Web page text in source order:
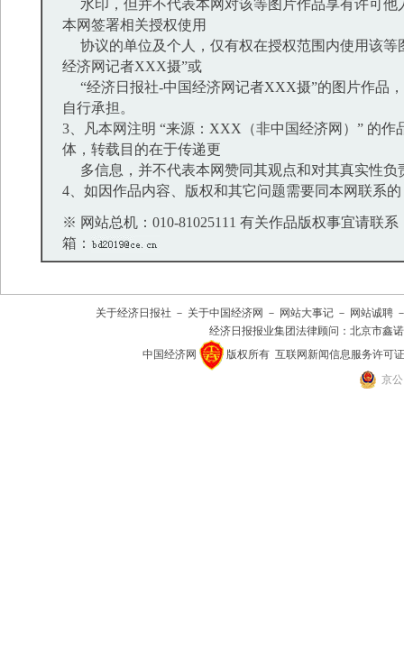
水印，但并不代表本网对该等图片作品享有许可他
本网签署相关授权使用
协议的单位及个人，仅有权在授权范围内使用该等
经济网记者XXX摄”或
“经济日报社-中国经济网记者XXX摄”的图片作品
自行承担。
3、凡本网注明 “来源：XXX（非中国经济网）” 的作
体，转载目的在于传递更
多信息，并不代表本网赞同其观点和对其真实性负
4、如因作品内容、版权和其它问题需要同本网联系
※ 网站总机：010-81025111 有关作品版权事宜请联系
箱：
关于经济日报社 － 关于中国经济网 － 网站大事记 － 网站诚聘
经济日报报业集团法律顾问： 北京市鑫
中国经济网
版权所有 互联网新闻信息服务许可证
京公